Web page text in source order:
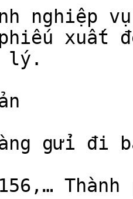
nghiệp
xuất
lý.
gửi đi
Thành